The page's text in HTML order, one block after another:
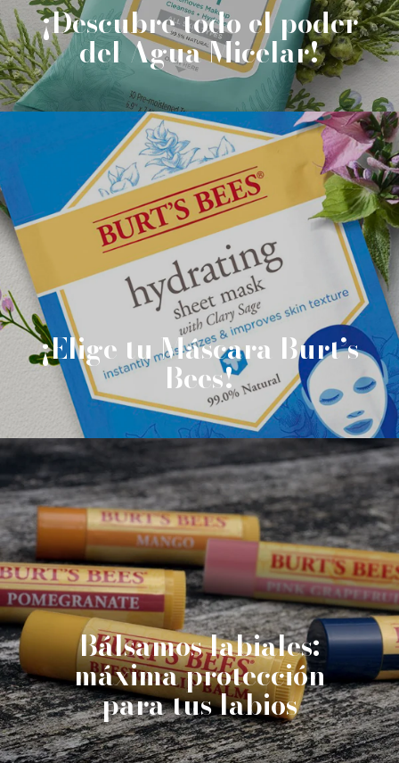
¡Descubre todo el poder
del Agua Micelar!
¡Elige tu Máscara Burt’s
Bees!
Bálsamos labiales:
máxima protección
para tus labios